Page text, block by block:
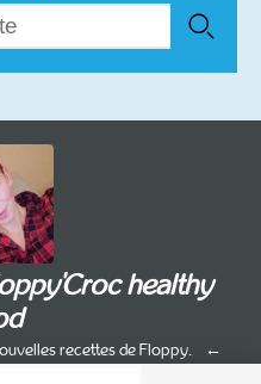
healthy
recettes de Floppy.